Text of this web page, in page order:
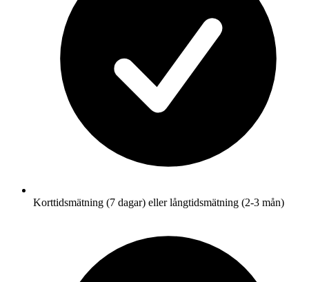
Korttidsmätning (7 dagar) eller långtidsmätning (2-3 mån)